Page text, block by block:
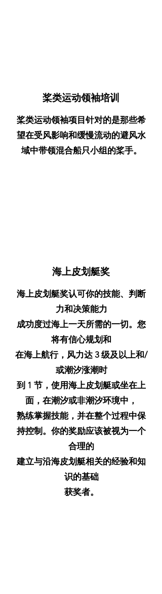
桨类运动领袖培训
桨类运动领袖项目针对的是那些希
望在受风影响和缓慢流动的避风水
域中带领混合船只小组的桨手。
海上皮划艇奖
海上皮划艇奖认可你的技能、判断
力和决策能力
成功度过海上一天所需的一切。您
将有信心规划和
在海上航行，风力达 3 级及以上和/
或潮汐涨潮时
到 1 节，使用海上皮划艇或坐在上
面，在潮汐或非潮汐环境中，
熟练掌握技能，并在整个过程中保
持控制。你的奖励应该被视为一个
合理的
建立与沿海皮划艇相关的经验和知
识的基础
获奖者。